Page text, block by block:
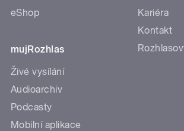
eShop
mujRozhlas
Živé vysílání
Audioarchiv
Podcasty
Mobilní aplikace
Kariéra
Kontakt